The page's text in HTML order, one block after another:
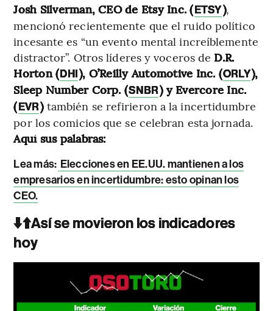
Josh Silverman, CEO de Etsy Inc. (ETSY),
mencionó recientemente que el ruido político
incesante es “un evento mental increíblemente
distractor”. Otros líderes y voceros de D.R.
Horton (DHI), O’Reilly Automotive Inc. (ORLY),
Sleep Number Corp. (SNBR) y Evercore Inc.
(EVR)también se refirieron a la incertidumbre
por los comicios que se celebran esta jornada.
Aquí sus palabras:
Lea más: Elecciones en EE.UU. mantienen a los
empresarios en incertidumbre: esto opinan los
CEO.
⬇️⬆️Así se movieron los indicadores
hoy